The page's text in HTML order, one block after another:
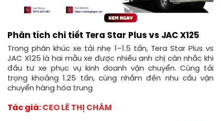
Phân tích chi tiết Tera Star Plus vs JAC X125
Trong phân khúc xe tải nhẹ 1–1.5 tấn, Tera Star Plus vs
JAC X125 là hai mẫu xe được nhiều anh chị cân nhắc khi
đầu tư xe phục vụ kinh doanh vận chuyển. Cùng tải
trọng khoảng 1.25 tấn, cùng nhắm đến nhu cầu vận
chuyển hàng hóa trung
Tác giả: CEO LÊ THỊ CHÂM